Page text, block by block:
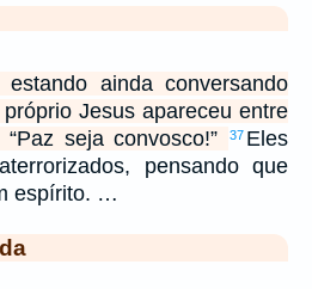
ainda conversando
Jesus apareceu entre
seja convosco!”
37 Eles
pensando que
espírito. …